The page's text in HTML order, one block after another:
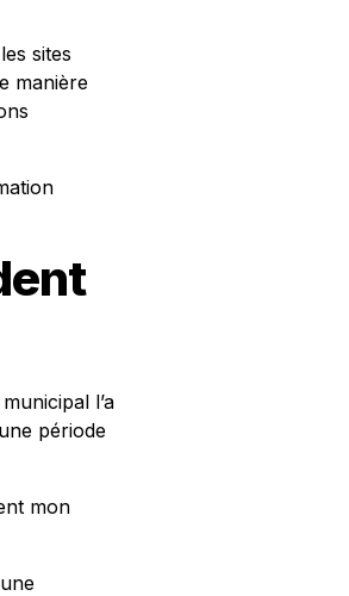
sites
manière
l’a
période
mon